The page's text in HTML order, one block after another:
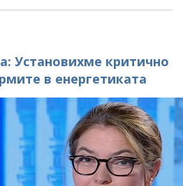
ОБСЪЖДАНЕ
ЗА ОБЩЕСТВЕНО
Установихме критично
в енергетиката